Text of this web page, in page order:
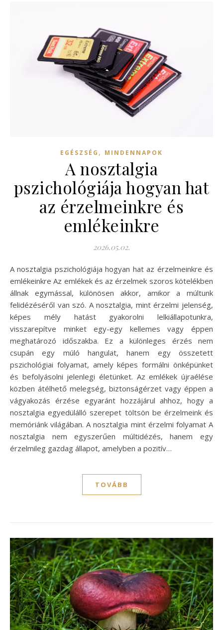
EGÉSZSÉG , MINDENNAPOK
A nosztalgia
pszichológiája hogyan hat
az érzelmeinkre és
emlékeinkre
2026.05.02.
A nosztalgia pszichológiája hogyan hat az érzelmeinkre és
emlékeinkre Az emlékek és az érzelmek szoros kötelékben
állnak egymással, különösen akkor, amikor a múltunk
felidézéséről van szó. A nosztalgia, mint érzelmi jelenség,
képes mély hatást gyakorolni lelkiállapotunkra,
visszarepítve minket egy-egy kellemes vagy éppen
meghatározó időszakba. Ez a különleges érzés nem
csupán egy múló hangulat, hanem egy összetett
pszichológiai folyamat, amely képes formálni önképünket
és befolyásolni jelenlegi életünket. Az emlékek újraélése
közben átélhető melegség, biztonságérzet vagy éppen a
vágyakozás érzése egyaránt hozzájárul ahhoz, hogy a
nosztalgia egyedülálló szerepet töltsön be érzelmeink és
memóriánk világában. A nosztalgia mint érzelmi folyamat A
nosztalgia nem egyszerűen múltidézés, hanem egy
érzelmileg gazdag állapot, amelyben a pozitív…
TOVÁBB